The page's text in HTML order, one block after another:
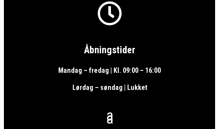

Åbningstider
Mandag – fredag | Kl. 09:00 – 16:00
Lørdag – søndag | Lukket